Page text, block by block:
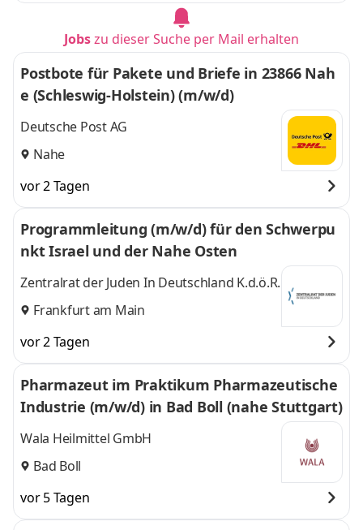
Jobszu dieser Suche per Mail erhalten
Postbote für Pakete und Briefe in 23866 Nah
e (Schleswig-Holstein) (m/w/d)
Deutsche Post AG
Nahe
vor 2 Tagen
Programmleitung (m/w/d) für den Schwerpu
nkt Israel und der Nahe Osten
Zentralrat der Juden In Deutschland K.d.ö.R.
Frankfurt am Main
vor 2 Tagen
Pharmazeut im Praktikum Pharmazeutische
Industrie (m/w/d) in Bad Boll (nahe Stuttgart)
Wala Heilmittel GmbH
Bad Boll
vor 5 Tagen